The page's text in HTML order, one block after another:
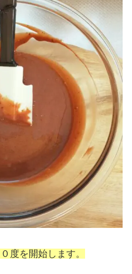
度を開始します。